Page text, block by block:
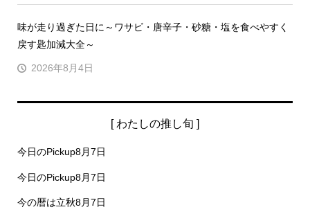
味が走り過ぎた日に～ワサビ・唐辛子・砂糖・塩を食べやすく
戻す匙加減大全～
2026年8月4日
[ わたしの推し旬 ]
今日のPickup8月7日
今日のPickup8月7日
今の暦は立秋8月7日